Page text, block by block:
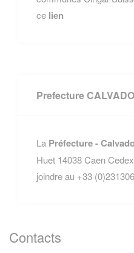
ce lien
Prefecture
La Préfecture -
Huet 14038 Caen
joindre au +33
Contacts